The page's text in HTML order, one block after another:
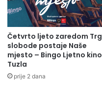
Četvrto ljeto zaredom Trg
slobode postaje Naše
mjesto – Bingo Ljetno kino
Tuzla
prije 2 dana